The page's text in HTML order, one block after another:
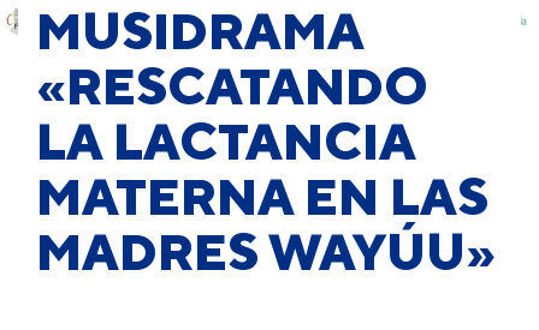
MUSIDRAMA
«RESCATANDO
LA LACTANCIA
MATERNA EN LAS
MADRES WAYÚU»